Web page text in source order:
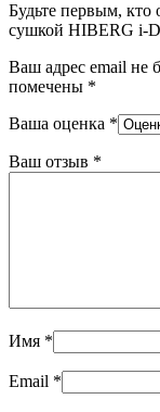
Будьте первым, кто
сушкой HIBERG i-
Ваш адрес email не
помечены *
Ваша оценка *
Ваш отзыв *
Имя *
Email *